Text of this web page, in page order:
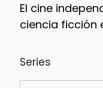
El cine
ciencia ficción
Series